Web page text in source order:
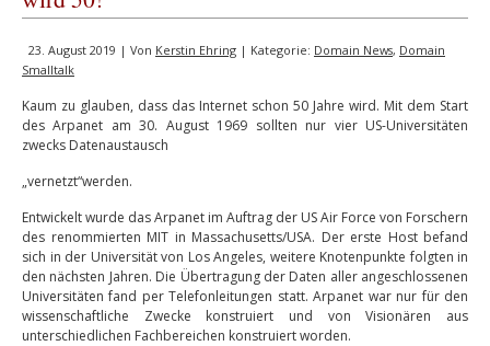
23. August 2019 | Von Kerstin Ehring | Kategorie: Domain News, Domain
Smalltalk
Kaum zu glauben, dass das Internet schon 50 Jahre wird. Mit dem Start
des Arpanet am 30. August 1969 sollten nur vier US-Universitäten
zwecks Datenaustausch
„vernetzt“werden.
Entwickelt wurde das Arpanet im Auftrag der US Air Force von Forschern
des renommierten MIT in Massachusetts/USA. Der erste Host befand
sich in der Universität von Los Angeles, weitere Knotenpunkte folgten in
den nächsten Jahren. Die Übertragung der Daten aller angeschlossenen
Universitäten fand per Telefonleitungen statt. Arpanet war nur für den
wissenschaftliche Zwecke konstruiert und von Visionären aus
unterschiedlichen Fachbereichen konstruiert worden.